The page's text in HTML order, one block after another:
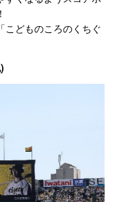
こどものころのくちぐ